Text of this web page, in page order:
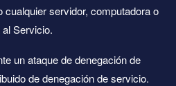
servidor, computadora o
Servicio.
un ataque de denegación de
de denegación de servicio.